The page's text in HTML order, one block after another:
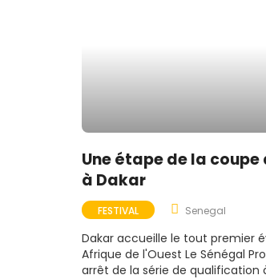
Une étape de la
à Dakar
FESTIVAL Senegal
Dakar accueille le tout premier
Afrique de l'Ouest Le Sénégal
arrêt de la série de qualification